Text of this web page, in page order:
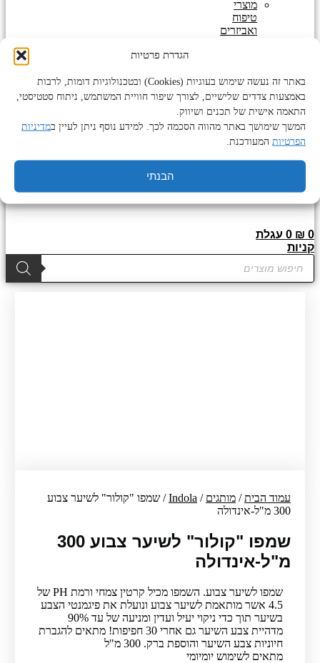
הגדרת פרטיות
באתר זה נעשה שימוש בעוגיות (Cookies) ובטכנולוגיות דומות, לרבות
באמצעות צדדים שלישיים, לצורך שיפור חוויית המשתמש, ניתוח סטטיסטי,
התאמה אישית של תכנים ושיווק.
המשך שימושך באתר מהווה הסכמה לכך. למידע נוסף ניתן לעיין במדיניות
הפרטיות המעודכנת.
הבנתי
מוצרי
טיפוח
ואביזרים
מוצרי
טיפוח
לגוף
מוצרי
פדיקור
מניקור
₪ 0
0 עגלת
קניות
Products
search
עמוד הבית/ מותגים /
Indola/ שמפו "קולור" לשיער צבוע
300 מ"ל-אינדולה
שמפו "קולור" לשיער צבוע 300
מ"ל-אינדולה
שמפו לשיער צבוע. השמפו מכיל קרטין צמחי ורמת PH של
4.5 אשר מותאמת לשיער צבוע ונועלת את פיגמנטי הצבע
בשיער תוך כדי ניקוי יעיל ועדין ומניעה של עד 90%
מדהיית צבע השיער גם אחרי 30 חפיפות! מתאים להגברת
חיוניות צבע השיער והוספת ברק. 300 מ"ל
מתאים לשימוש יומיומי